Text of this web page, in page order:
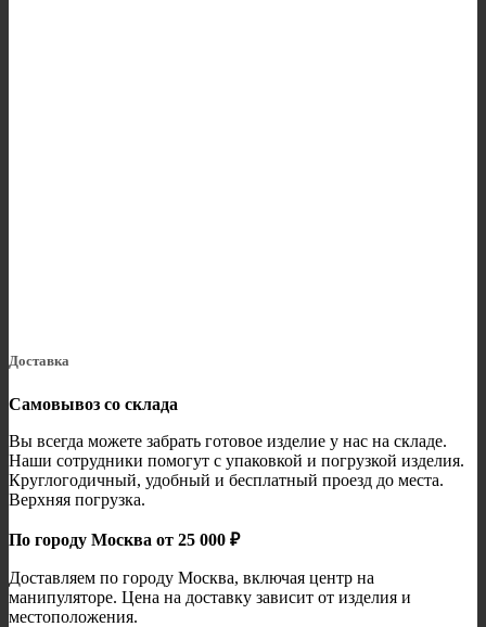
Доставка
Самовывоз со склада
Вы всегда можете забрать готовое изделие у нас на складе.
Наши сотрудники помогут с упаковкой и погрузкой изделия.
Круглогодичный, удобный и бесплатный проезд до места.
Верхняя погрузка.
По городу Москва от 25 000 ₽
Доставляем по городу Москва, включая центр на
манипуляторе. Цена на доставку зависит от изделия и
местоположения.